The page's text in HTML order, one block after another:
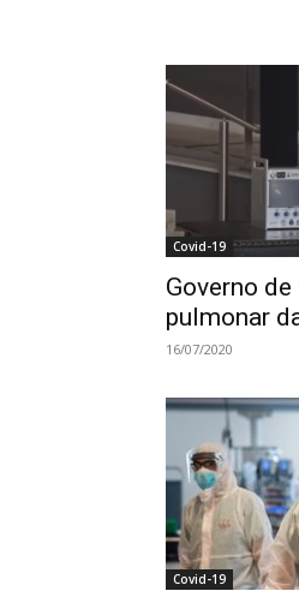
Covid-19
Governo
pulmonar
16/07/2020
Covid-19